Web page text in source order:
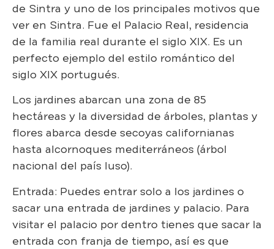
de Sintra y uno de los principales motivos que
ver en Sintra. Fue el Palacio Real, residencia
de la familia real durante el siglo XIX. Es un
perfecto ejemplo del estilo romántico del
siglo XIX portugués.
Los jardines abarcan una zona de 85
hectáreas y la diversidad de árboles, plantas y
flores abarca desde secoyas californianas
hasta alcornoques mediterráneos (árbol
nacional del país luso).
Entrada: Puedes entrar solo a los jardines o
sacar una entrada de jardines y palacio. Para
visitar el palacio por dentro tienes que sacar la
entrada con franja de tiempo, así es que